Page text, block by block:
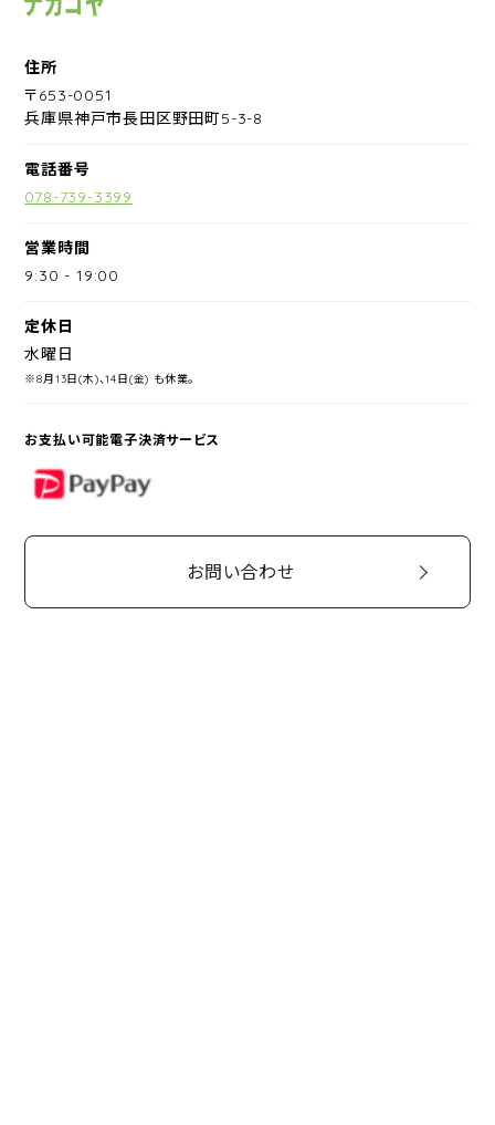
住所
〒653-0051
兵庫県神戸市長田区野田町5-3-8
電話番号
078-739-3399
営業時間
9:30 -19:00
定休日
水曜日
※8月13日(木)、14日(金) も休業。
お支払い可能電子決済サービス
PayPay
お問い合わせ